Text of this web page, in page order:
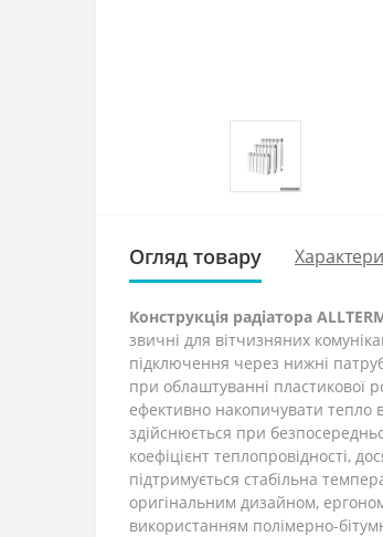
Огляд товару
Конструкція радіатора
звичні для вітчизняних
підключення через нижні
при облаштуванні пластикової
ефективно накопичувати тепло
здійснюється при
коефіцієнт теплопровідності,
підтримується стабільна
оригінальним дизайном,
використанням полімерно-